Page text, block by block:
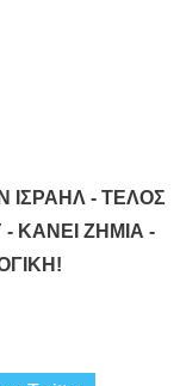
- ΤΕΛΟΣ
ΚΑΝΕΙ ΖΗΜΙΑ -